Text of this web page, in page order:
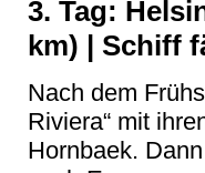
3. Tag:
km) | Schiff
Nach dem
Riviera“ mit
Hornbaek.